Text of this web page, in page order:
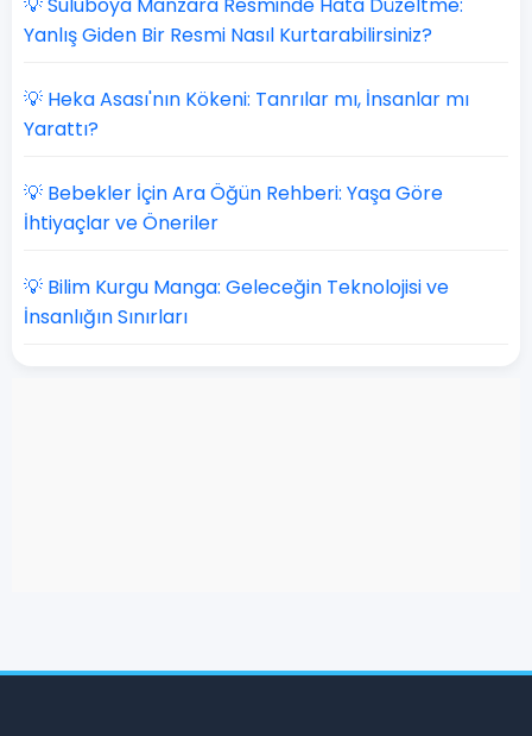
Yanlış Giden Bir Resmi Nasıl Kurtarabilirsiniz?
💡 Heka Asası'nın Kökeni: Tanrılar mı, İnsanlar mı
Yarattı?
💡 Bebekler İçin Ara Öğün Rehberi: Yaşa Göre
İhtiyaçlar ve Öneriler
💡 Bilim Kurgu Manga: Geleceğin Teknolojisi ve
İnsanlığın Sınırları